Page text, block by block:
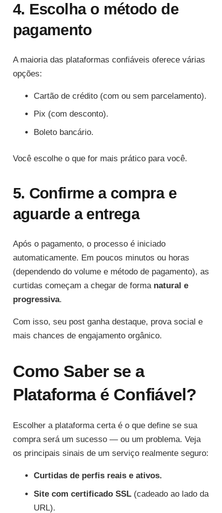
4. Escolha o método de
pagamento
A maioria das plataformas confiáveis oferece várias
opções:
Cartão de crédito (com ou sem parcelamento).
Pix (com desconto).
Boleto bancário.
Você escolhe o que for mais prático para você.
5. Confirme a compra e
aguarde a entrega
Após o pagamento, o processo é iniciado
automaticamente. Em poucos minutos ou horas
(dependendo do volume e método de pagamento), as
curtidas começam a chegar de forma natural e
progressiva.
Com isso, seu post ganha destaque, prova social e
mais chances de engajamento orgânico.
Como Saber se a
Plataforma é Confiável?
Escolher a plataforma certa é o que define se sua
compra será um sucesso — ou um problema. Veja
os principais sinais de um serviço realmente seguro:
Curtidas de perfis reais e ativos.
Site com certificado SSL (cadeado ao lado da
URL).